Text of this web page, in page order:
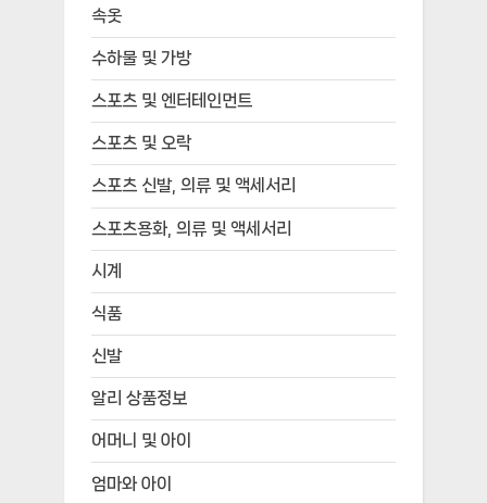
속옷
수하물 및 가방
스포츠 및 엔터테인먼트
스포츠 및 오락
스포츠 신발, 의류 및 액세서리
스포츠용화, 의류 및 액세서리
시계
식품
신발
알리 상품정보
어머니 및 아이
엄마와 아이